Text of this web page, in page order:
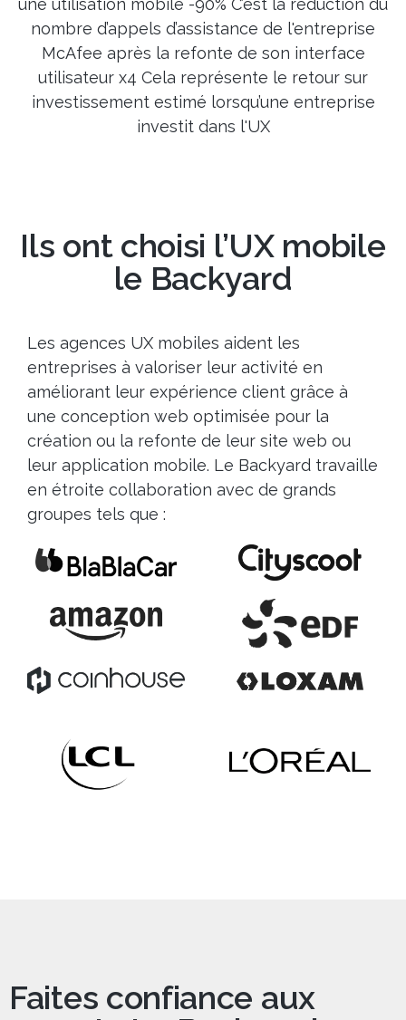
une utilisation mobile -90% C’est la réduction du
nombre d’appels d’assistance de l'entreprise
McAfee après la refonte de son interface
utilisateur x4 Cela représente le retour sur
investissement estimé lorsqu’une entreprise
investit dans l'UX
Ils ont choisi l’UX mobile
le Backyard
Les agences UX mobiles aident les
entreprises à valoriser leur activité en
améliorant leur expérience client grâce à
une conception web optimisée pour la
création ou la refonte de leur site web ou
leur application mobile. Le Backyard travaille
en étroite collaboration avec de grands
groupes tels que :
Faites confiance aux